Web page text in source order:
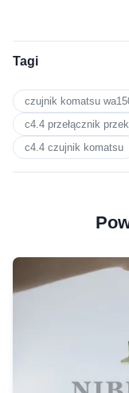
Tagi
czujnik komatsu
c4.4 przełącznik
c4.4 czujnik komatsu